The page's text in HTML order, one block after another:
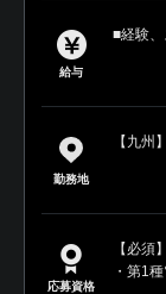
給与
■経験
勤務地
【九州
応募資格
【必須
・第1